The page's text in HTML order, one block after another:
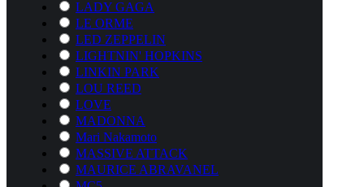
LADY GAGA
LE ORME
LED ZEPPELIN
LIGHTNIN' HOPKINS
LINKIN PARK
LOU REED
LOVE
MADONNA
Mari Nakamoto
MASSIVE ATTACK
MAURICE ABRAVANEL